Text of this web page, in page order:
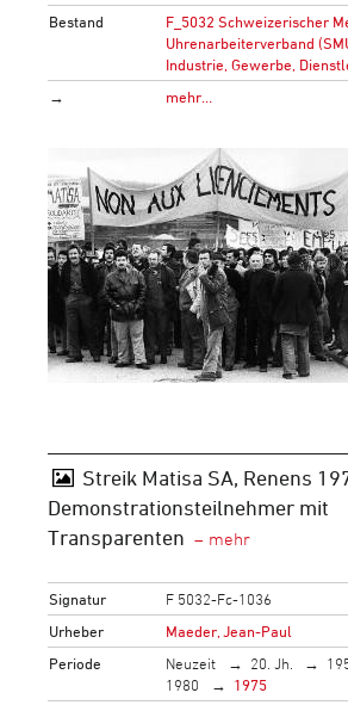
Bestand
F_5032 Schweizerischer
Uhrenarbeiterverband
Industrie, Gewerbe,
→
mehr…
Streik Matisa SA, Renens
Demonstrationsteilnehmer mit
Transparenten
Signatur
F 5032-Fc-1036
Urheber
Maeder, Jean-Paul
Periode
Neuzeit 20. Jh.
1980
1975